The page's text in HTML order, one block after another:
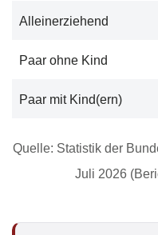
Alleinerziehend
Paar ohne Kind
Paar mit Kind(ern)
Quelle: Statistik der
Juli 2026